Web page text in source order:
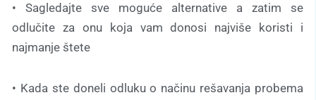
• Sagledajte sve moguće alternative a zatim se
odlučite za onu koja vam donosi najviše koristi i
najmanje štete
• Kada ste doneli odluku o načinu rešavanja probema